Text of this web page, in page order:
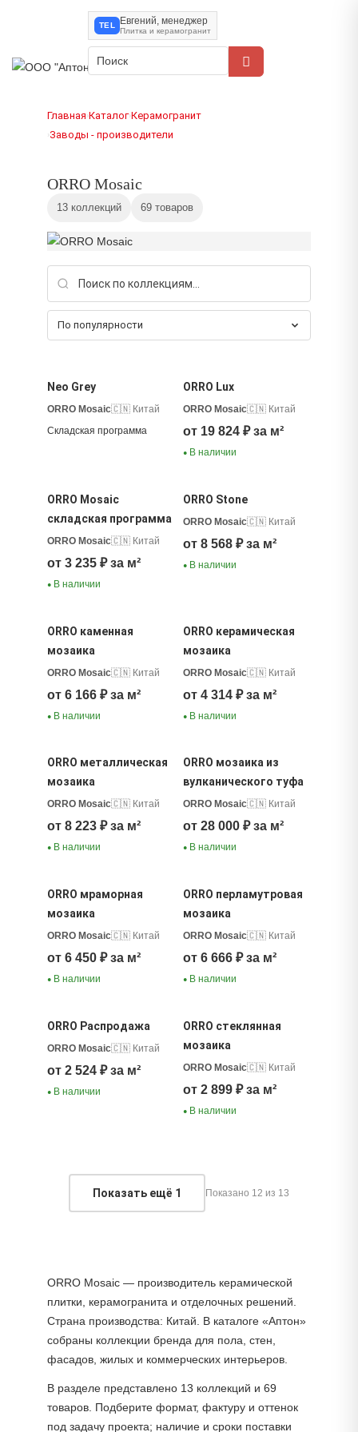
TEL Евгений, менеджер
Плитка и керамогранит
Главная›Каталог›Керамогранит
›Заводы - производители
ORRO Mosaic
13 коллекций 69 товаров
По популярности
Neo Grey
ORRO Mosaic🇨🇳 Китай
Складская программа
ORRO Lux
ORRO Mosaic🇨🇳 Китай
от 19 824 ₽ за м²
● В наличии
ORRO Mosaic
складская программа
ORRO Mosaic🇨🇳 Китай
от 3 235 ₽ за м²
● В наличии
ORRO Stone
ORRO Mosaic🇨🇳 Китай
от 8 568 ₽ за м²
● В наличии
ORRO каменная
мозаика
ORRO Mosaic🇨🇳 Китай
от 6 166 ₽ за м²
● В наличии
ORRO керамическая
мозаика
ORRO Mosaic🇨🇳 Китай
от 4 314 ₽ за м²
● В наличии
ORRO металлическая
мозаика
ORRO Mosaic🇨🇳 Китай
от 8 223 ₽ за м²
● В наличии
ORRO мозаика из
вулканического туфа
ORRO Mosaic🇨🇳 Китай
от 28 000 ₽ за м²
● В наличии
ORRO мраморная
мозаика
ORRO Mosaic🇨🇳 Китай
от 6 450 ₽ за м²
● В наличии
ORRO перламутровая
мозаика
ORRO Mosaic🇨🇳 Китай
от 6 666 ₽ за м²
● В наличии
ORRO Распродажа
ORRO Mosaic🇨🇳 Китай
от 2 524 ₽ за м²
● В наличии
ORRO стеклянная
мозаика
ORRO Mosaic🇨🇳 Китай
от 2 899 ₽ за м²
● В наличии
Показать ещё 1 Показано 12 из 13
ORRO Mosaic — производитель керамической
плитки, керамогранита и отделочных решений.
Страна производства: Китай. В каталоге «Аптон»
собраны коллекции бренда для пола, стен,
фасадов, жилых и коммерческих интерьеров.
В разделе представлено 13 коллекций и 69
товаров. Подберите формат, фактуру и оттенок
под задачу проекта; наличие и сроки поставки